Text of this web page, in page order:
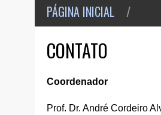
PÁGINA INICIAL /
CONTATO
Coordenador
Prof. Dr. André Cordeiro